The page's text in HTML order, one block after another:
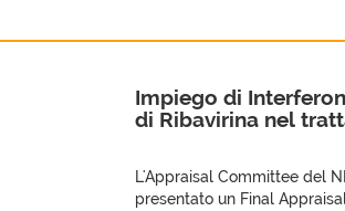
Impiego di
di Ribavirina nel
L'Appraisal Committee del
presentato un Final